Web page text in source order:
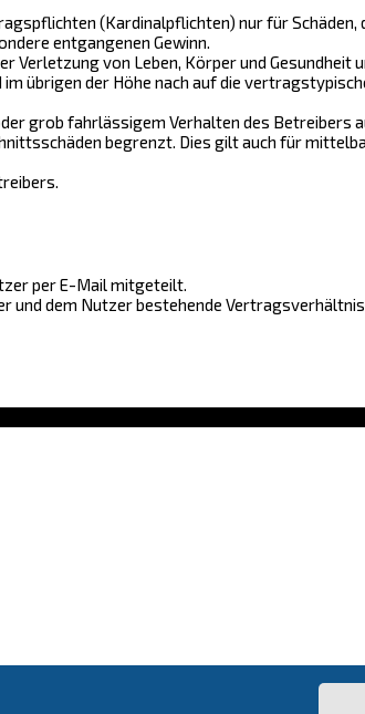
(Kardinalpflichten) nur für Schäden,
entgangenen Gewinn.
von Leben, Körper und Gesundheit
übrigen der Höhe nach auf die
grob fahrlässigem Verhalten des Betreibers
begrenzt. Dies gilt auch für
per E-Mail mitgeteilt.
und dem Nutzer bestehende